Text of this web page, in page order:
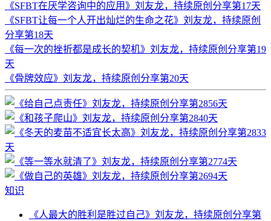
《SFBT在厌学咨询中的应用》刘友龙，持续原创分享第17天
《SFBT让每一个人开出灿烂的生命之花》刘友龙，持续原创
分享第18天
《每一次的挫折都是成长的契机》刘友龙，持续原创分享第19
天
《骨牌效应》刘友龙，持续原创分享第20天
知识
《人最大的胜利是胜过自己》刘友龙，持续原创分享第